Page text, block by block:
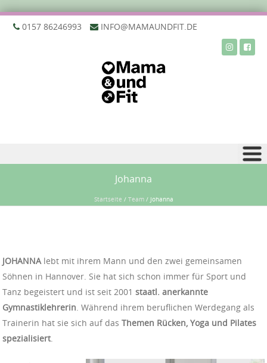
‭0157 86246993‬ INFO@MAMAUNDFIT.DE
Johanna
Startseite /Team / Johanna
JOHANNAlebt mit ihrem Mann und den zwei gemeinsamen
Söhnen in Hannover. Sie hat sich schon immer für Sport und
Tanz begeistert und ist seit 2001 staatl. anerkannte
Gymnastiklehrerin. Während ihrem beruflichen Werdegang als
Trainerin hat sie sich auf das Themen Rücken, Yoga und Pilates
spezialisiert.